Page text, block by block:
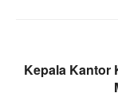
Kepala Kantor